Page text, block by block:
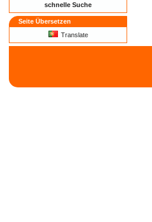
schnelle Suche
Seite Übersetzen
Translate